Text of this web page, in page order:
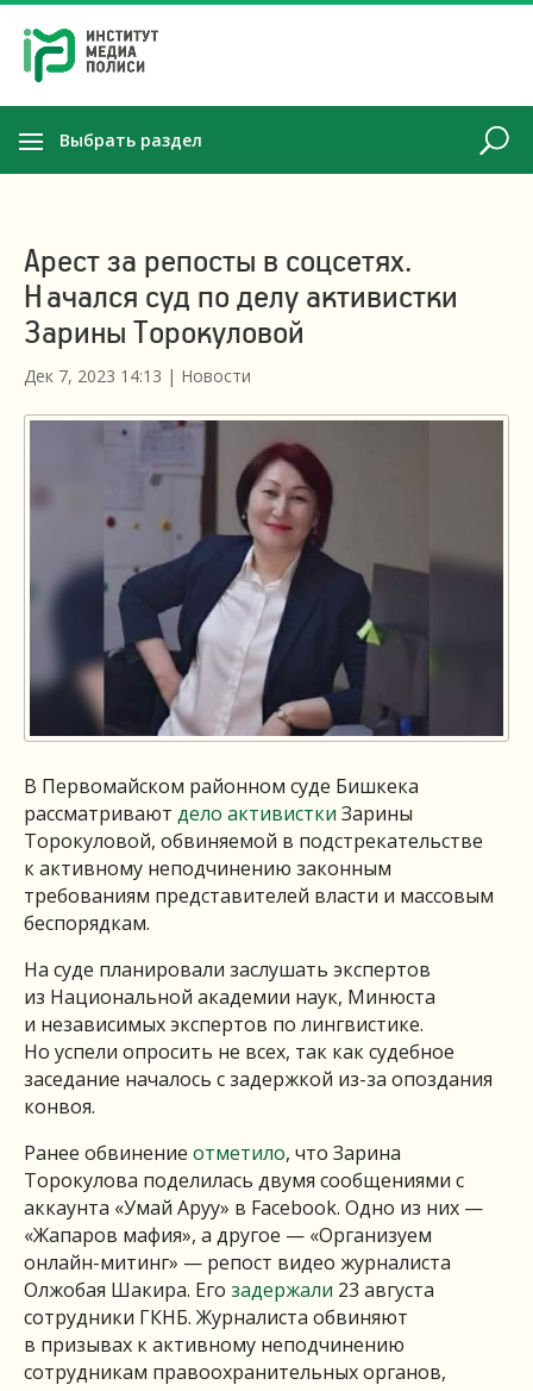
Выбрать раздел
Арест за репосты в соцсетях.
Начался суд по делу активистки
Зарины Торокуловой
Дек 7, 2023 14:13 | Новости
В Первомайском районном суде Бишкека
рассматривают дело активистки Зарины
Торокуловой, обвиняемой в подстрекательстве
к активному неподчинению законным
требованиям представителей власти и массовым
беспорядкам.
На суде планировали заслушать экспертов
из Национальной академии наук, Минюста
и независимых экспертов по лингвистике.
Но успели опросить не всех, так как судебное
заседание началось с задержкой из-за опоздания
конвоя.
Ранее обвинение отметило, что Зарина
Торокулова поделилась двумя сообщениями с
аккаунта «Умай Аруу» в Facebook. Одно из них —
«Жапаров мафия», а другое — «Организуем
онлайн-митинг» — репост видео журналиста
Олжобая Шакира. Его задержали 23 августа
сотрудники ГКНБ. Журналиста обвиняют
в призывах к активному неподчинению
сотрудникам правоохранительных органов,